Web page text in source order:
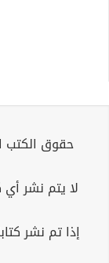
حقوق الكتب
لا يتم نشر
إذا تم نشر